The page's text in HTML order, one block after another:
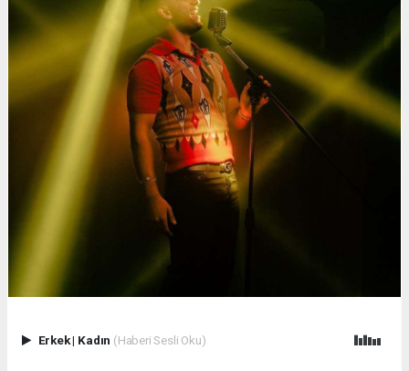
Erkek| Kadın (Haberi Sesli Oku)